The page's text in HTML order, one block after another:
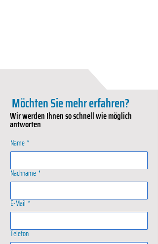
Möchten Sie mehr erfahren?
Wir werden Ihnen so schnell wie möglich
antworten
Name*
Nachname*
E-Mail *
Telefon